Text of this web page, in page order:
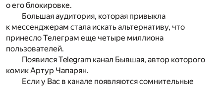
о его блокировке.
Большая аудитория, которая привыкла
к мессенджерам стала искать альтернативу, что
принесло Телеграм еще четыре миллиона
пользователей.
Появился Telegram канал Бывшая, автор которого
комик Артур Чапарян.
Если у Вас в канале появляются сомнительные